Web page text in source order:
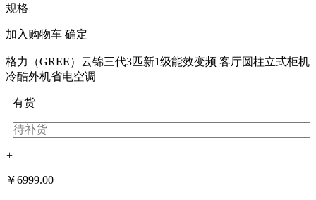
规格
加入购物车 确定
格力（GREE）云锦三代3匹新1级能效变频 客厅圆柱立式柜机
冷酷外机省电空调
有货
待补货
+
￥6999.00